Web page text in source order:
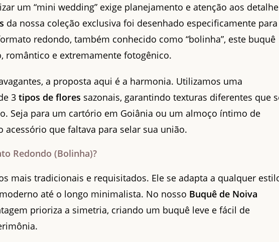
um “mini wedding” exige planejamento e atenção aos
da nossa coleção exclusiva foi desenhado especificamente para
redondo, também conhecido como “bolinha”, este buquê
romântico e extremamente fotogênico.
a proposta aqui é a harmonia. Utilizamos uma
3 tipos de flores sazonais, garantindo texturas diferentes que
Seja para um cartório em Goiânia ou um almoço íntimo de
acessório que faltava para selar sua união.
Redondo (Bolinha)?
mais tradicionais e requisitados. Ele se adapta a qualquer
até o longo minimalista. No nosso Buquê de Noiva
prioriza a simetria, criando um buquê leve e fácil de